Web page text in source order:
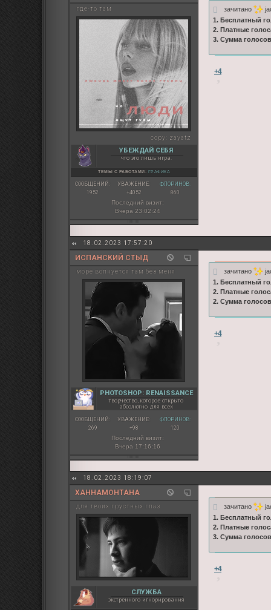
где-то там
copy: zayatz
УБЕЖДАЙ СЕБЯ
что это лишь игра.
ТЕМЫ С РАБОТАМИ: ГРАФИКА
СООБЩЕНИЙ:
1952
УВАЖЕНИЕ:
+4052
ФЛОРИНОВ:
860
Последний визит:
Вчера 23:02:24
зачитано
1. Бесплатный
2. Платные
3. Сумма
+4
18.02.2023 17:57:20
ИСПАНСКИЙ СТЫД
море волнуется там без меня
PHOTOSHOP: RENAISSANCE
творчество, которое открыто
абсолютно для всех
СООБЩЕНИЙ:
269
УВАЖЕНИЕ:
+98
ФЛОРИНОВ:
120
Последний визит:
Вчера 17:16:16
зачитано
1. Бесплатный
2. Платные
2. Сумма
+4
18.02.2023 18:19:07
ХАННАМОНТАНА
для твоих грустных глаз
СЛУЖБА
экстренного игнорирования
зачитано
1. Бесплатный
2. Платные
3. Сумма
+4